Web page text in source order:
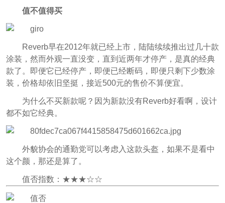
值不值得买
Reverb早在2012年就已经上市，陆陆续续推出过几十款
涂装，然而外观一直没变，直到近两年才停产，是真的经典
款了。即便它已经停产，即便已经断码，即便只剩下少数涂
装，价格却依旧坚挺，接近500元的售价不算便宜。
为什么不买新款呢？因为新款没有Reverb好看啊，设计
都不如它经典。
外貌协会的通勤党可以考虑入这款头盔，如果不是看中
这个颜，那还是算了。
值否指数：★★★☆☆